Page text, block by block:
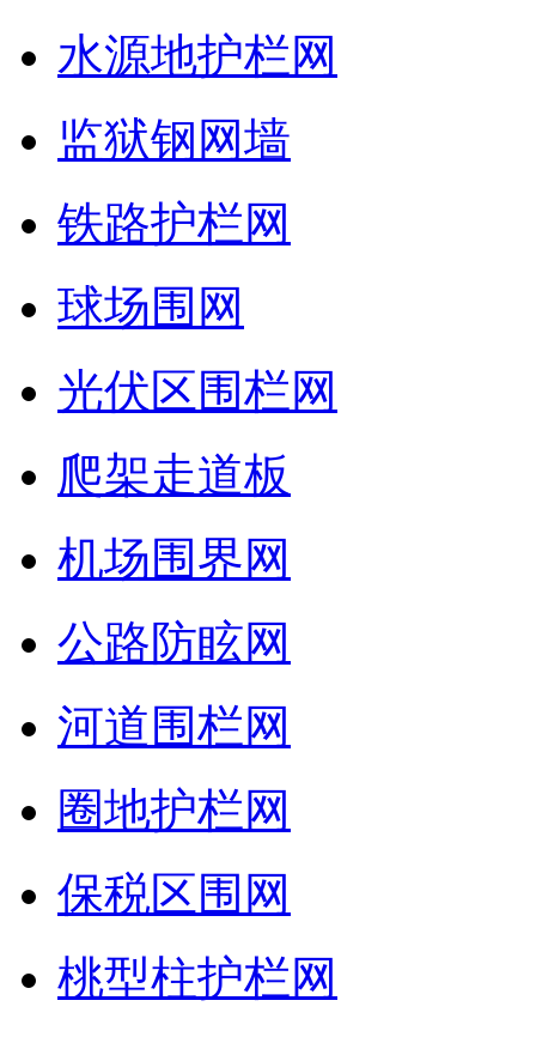
水源地护栏网
监狱钢网墙
铁路护栏网
球场围网
光伏区围栏网
爬架走道板
机场围界网
公路防眩网
河道围栏网
圈地护栏网
保税区围网
桃型柱护栏网